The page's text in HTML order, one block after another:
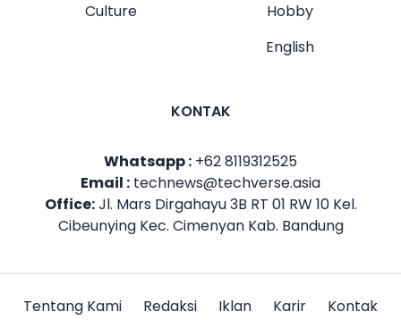
Culture
Hobby
English
KONTAK
Whatsapp : +62 8119312525
Email : technews@techverse.asia
Office:Jl. Mars Dirgahayu 3B RT 01 RW 10 Kel.
Cibeunying Kec. Cimenyan Kab. Bandung
Tentang Kami Redaksi Iklan Karir
Kontak